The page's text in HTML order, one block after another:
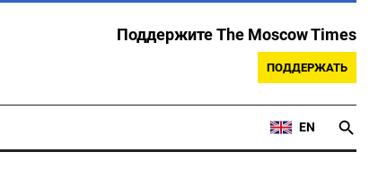
Поддержите The Moscow Times
ПОДДЕРЖАТЬ
EN